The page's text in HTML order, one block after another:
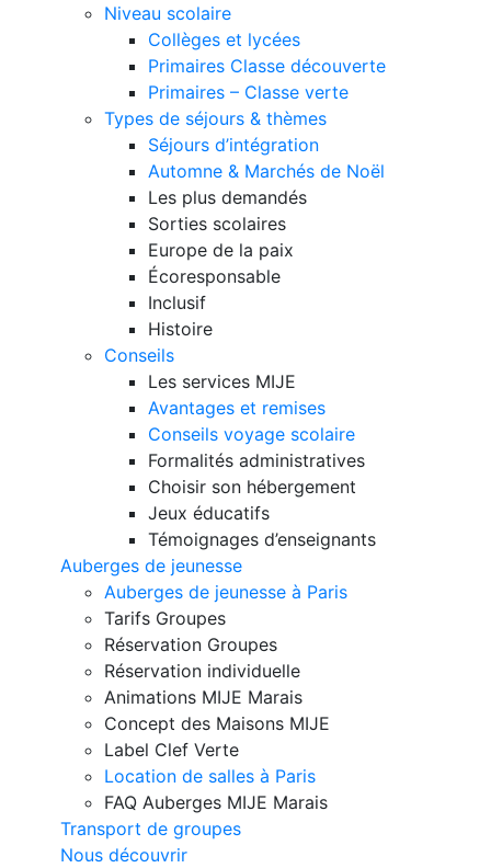
Niveau scolaire
Collèges et lycées
Primaires Classe découverte
Primaires – Classe verte
Types de séjours & thèmes
Séjours d’intégration
Automne & Marchés de Noël
Les plus demandés
Sorties scolaires
Europe de la paix
Écoresponsable
Inclusif
Histoire
Conseils
Les services MIJE
Avantages et remises
Conseils voyage scolaire
Formalités administratives
Choisir son hébergement
Jeux éducatifs
Témoignages d’enseignants
Auberges de jeunesse
Auberges de jeunesse à Paris
Tarifs Groupes
Réservation Groupes
Réservation individuelle
Animations MIJE Marais
Concept des Maisons MIJE
Label Clef Verte
Location de salles à Paris
FAQ Auberges MIJE Marais
Transport de groupes
Nous découvrir